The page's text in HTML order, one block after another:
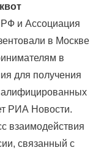
и Ассоциация
в Москве
в
для получения
РИА Новости.
взаимодействия
связанный с